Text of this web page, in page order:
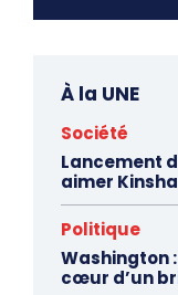
À la UNE
Société
Lancement
aimer
Politique
Washington
cœur d’un